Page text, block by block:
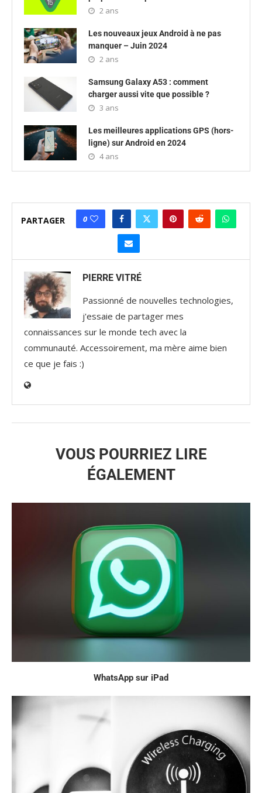
2 ans
Les nouveaux jeux Android à ne pas
manquer – Juin 2024
2 ans
Samsung Galaxy A53 : comment
charger aussi vite que possible ?
3 ans
Les meilleures applications GPS (hors-
ligne) sur Android en 2024
4 ans
PARTAGER 0
PIERRE VITRÉ
Passionné de nouvelles technologies,
j'essaie de partager mes
connaissances sur le monde tech avec la
communauté. Accessoirement, ma mère aime bien
ce que je fais :)
VOUS POURRIEZ LIRE
ÉGALEMENT
WhatsApp sur iPad